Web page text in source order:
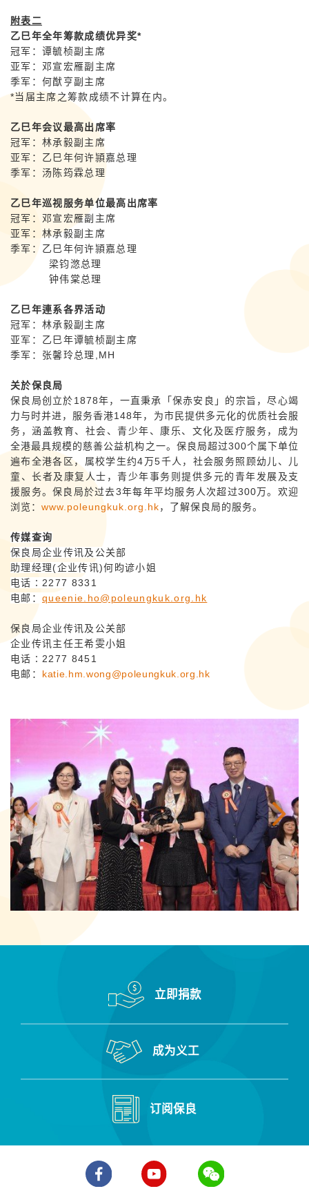
附表二
乙巳年全年筹款成绩优异奖*
冠军： 谭毓桢副主席
亚军：邓宣宏雁副主席
季军： 何猷亨副主席
*当届主席之筹款成绩不计算在内。
乙巳年会议最高出席率
冠军：林承毅副主席
亚军：乙巳年何许頴嘉总理
季军：汤陈筠霖总理
乙巳年巡视服务单位最高出席率
冠军：邓宣宏雁副主席
亚军：林承毅副主席
季军：乙巳年何许頴嘉总理
梁钧滺总理
钟伟棠总理
乙巳年連系各界活动
冠军：林承毅副主席
亚军：乙巳年谭毓桢副主席
季军：张馨玲总理 ,MH
关於保良局
保良局创立於1878年，一直秉承「保赤安良」的宗旨，尽心竭
力与时并进，服务香港148年，为市民提供多元化的优质社会服
务，涵盖教育、社会、青少年、康乐、文化及医疗服务，成为
全港最具规模的慈善公益机构之一。保良局超过300个属下单位
遍布全港各区，属校学生约4万5千人，社会服务照顾幼儿、儿
童、长者及康复人士，青少年事务则提供多元的青年发展及支
援服务。保良局於过去3年每年平均服务人次超过300万。欢迎
浏览： www.poleungkuk.org.hk，了解保良局的服务。
传媒查询
保良局企业传讯及公关部
助理经理(企业传讯)何昀谚小姐
电话∶2277 8331
电邮： queenie.ho@poleungkuk.org.hk
保良局企业传讯及公关部
企业传讯主任王希雯小姐
电话∶2277 8451
电邮： katie.hm.wong@poleungkuk.org.hk
立即捐款
成为义工
订阅保良